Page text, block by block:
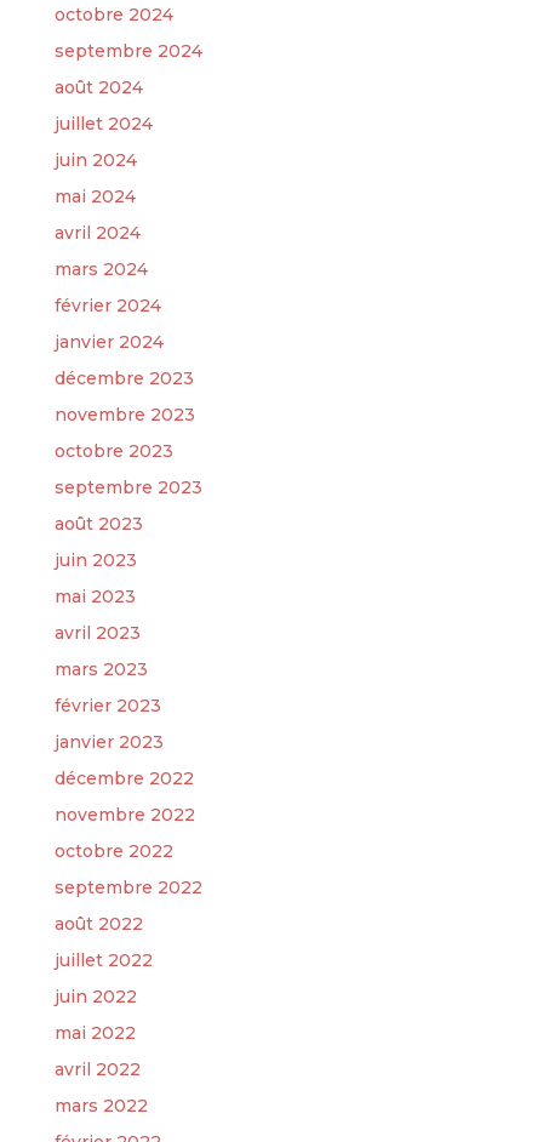
octobre 2024
septembre 2024
août 2024
juillet 2024
juin 2024
mai 2024
avril 2024
mars 2024
février 2024
janvier 2024
décembre 2023
novembre 2023
octobre 2023
septembre 2023
août 2023
juin 2023
mai 2023
avril 2023
mars 2023
février 2023
janvier 2023
décembre 2022
novembre 2022
octobre 2022
septembre 2022
août 2022
juillet 2022
juin 2022
mai 2022
avril 2022
mars 2022